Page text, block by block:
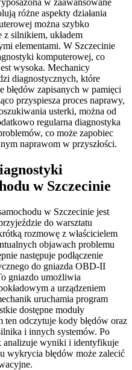
różne aspekty działania
można szybko
silnikiem, układem
elementami. W Szczecinie
komputerowej, co
wysoka. Mechanicy
diagnostycznych, które
błędów zapisanych w pamięci
przyspiesza proces naprawy,
usterki, można od
regularna diagnostyka
co może zapobiec
naprawom w przyszłości.
w Szczecinie
w Szczecinie jest
do warsztatu
rozmowę z właścicielem
objawach problemu
następuje podłączenie
do gniazda OBD-II
gniazdo umożliwia
a urządzeniem
uruchamia program
dostępne moduły
ten odczytuje kody błędów oraz
i innych systemów. Po
analizuje wyniki i identyfikuje
wykrycia błędów może zalecić